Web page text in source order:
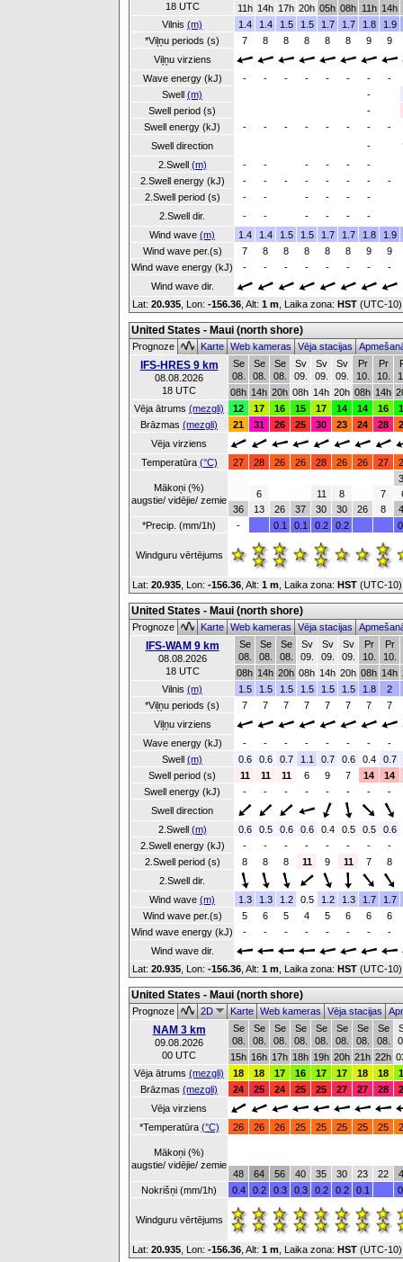
18 UTC
11h 14h 17h 20h 05h 08h 11h 14h
Vilnis (m) 1.4 1.4 1.5 1.5 1.7 1.7 1.8
1.9
*Viļņu periods (s)
7 8 8 8 8 8 9
9
Viļņu virziens
Wave energy (kJ)
- - - - - - -
-
Swell (m)
-
Swell period (s)
-
Swell energy (kJ)
- - - - - - -
-
Swell direction
-
2.Swell (m) - - - - -
-
2.Swell energy (kJ)
- - - - - - -
-
2.Swell period (s)
- - - - -
-
2.Swell dir.
- - - - -
-
Wind wave (m) 1.4 1.4 1.5 1.5 1.7 1.7 1.8
1.9
Wind wave per.(s)
7 8 8 8 8 8 9
9
Wind wave energy (kJ)
- - - - - - -
-
Wind wave dir.
Lat: 20.935 , Lon: -156.36 Alt: 1 m , Laika zona: HST (UTC-
United States - Maui (north shore)
Prognoze KarteWeb kamerasVēja stacijas
IFS-HRES 9 km
08.08.2026
18 UTC
Se
08.
Se
08.
Se
08.
Sv
09.
Sv
09.
Sv
09.
Pr
10.
Pr
10.
08h 14h 20h 08h 14h 20h 08h 14h
Vēja ātrums (mezgli) 12 17 16 15 17 14 14 16
Brāzmas (mezgli) 21 31 26 25 30 23 24 28
Vēja virziens
Temperatūra (°C) 27 28 26 26 28 26 26 27
Mākoņi (%)
augstie/ vidējie/ zemie
36
6
13
26 37
11
30
8
30
26
7
8
*Precip. (mm/1h)
- 0.1 0.1 0.2 0.2
Windguru vērtējums
Lat: 20.935 , Lon: -156.36 Alt: 1 m , Laika zona: HST (UTC-
United States - Maui (north shore)
Prognoze KarteWeb kamerasVēja stacijas
IFS-WAM 9 km
08.08.2026
18 UTC
Se
08.
Se
08.
Se
08.
Sv
09.
Sv
09.
Sv
09.
Pr
10.
Pr
10.
08h 14h 20h 08h 14h 20h 08h 14h
Vilnis (m) 1.5 1.5 1.5 1.5 1.5 1.5 1.8
2
*Viļņu periods (s)
7 7 7 7 7 7 7
7
Viļņu virziens
Wave energy (kJ)
- - - - - - -
-
Swell (m) 0.6 0.6 0.7 1.1 0.7 0.6 0.4
0.7
Swell period (s)
11 11 11 6 9 7 14
14
Swell energy (kJ)
- - - - - - -
-
Swell direction
2.Swell (m) 0.6 0.5 0.6 0.6 0.4 0.5 0.5
0.6
2.Swell energy (kJ)
- - - - - - -
-
2.Swell period (s)
8 8 8 11 9 11 7
8
2.Swell dir.
Wind wave (m) 1.3 1.3 1.2 0.5 1.2 1.3 1.7
1.7
Wind wave per.(s)
5 6 5 4 5 6 6
6
Wind wave energy (kJ)
- - - - - - -
-
Wind wave dir.
Lat: 20.935 , Lon: -156.36 Alt: 1 m , Laika zona: HST (UTC-
United States - Maui (north shore)
Prognoze 2D KarteWeb kamerasVēja stacijas
NAM 3 km
09.08.2026
00 UTC
Se
08.
Se
08.
Se
08.
Se
08.
Se
08.
Se
08.
Se
08.
Se
08.
15h 16h 17h 18h 19h 20h 21h 22h
Vēja ātrums (mezgli) 18 18 17 16 17 17 18 18
Brāzmas (mezgli) 24 25 24 25 25 27 27 28
Vēja virziens
*Temperatūra (°C) 26 26 26 25 25 25 25 25
Mākoņi (%)
augstie/ vidējie/ zemie
48
64 56 40 35 30 23 22
Nokrišņi (mm/1h)
0.4 0.2 0.3 0.3 0.2 0.2 0.1
Windguru vērtējums
Lat: 20.935 , Lon: -156.36 Alt: 1 m , Laika zona: HST (UTC-